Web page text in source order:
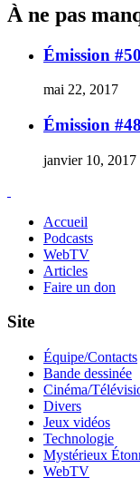
À ne pas
Émission
mai 22, 2017
Émission
janvier 10, 2017
Accueil
Podcasts
WebTV
Articles
Faire un don
Site
Équipe/Contacts
Bande dessinée
Cinéma/
Divers
Jeux vidéos
Technologie
Mystérieux
WebTV